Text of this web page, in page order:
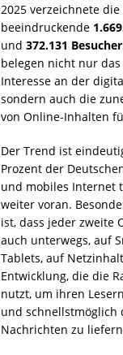
2025 verzeichnete
beeindruckende
und 372.131 Besucher
belegen nicht nur das
Interesse an der
sondern auch die
von Online-Inhalten
Der Trend ist
Prozent der
und mobiles Internet
weiter voran.
ist, dass jeder zweite
auch unterwegs, auf
Tablets, auf
Entwicklung, die die
nutzt, um ihren
und schnellstmöglich
Nachrichten zu